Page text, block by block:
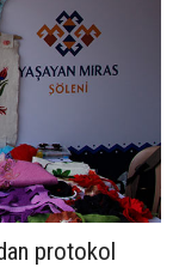
protokol